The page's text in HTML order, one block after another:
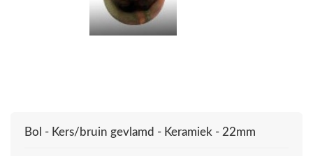
Bol - Kers/bruin gevlamd - Keramiek - 22mm